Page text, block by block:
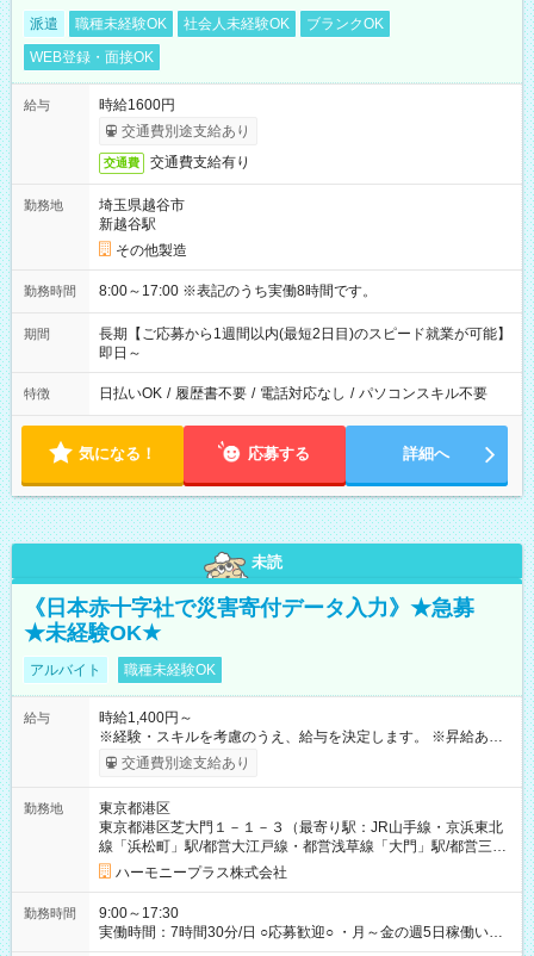
派遣 職種未経験OK 社会人未経験OK
ブランクOK
WEB登録・面接OK
給与
時給1600円
交通費別途支給あり
交通費 交通費支給有り
勤務地
埼玉県越谷市
新越谷駅
その他製造
勤務時間 8:00～17:00 ※表記のうち実働8時間です。
期間
長期【ご応募から1週間以内(最短2日目)のスピード就業が可能】
即日～
特徴 日払いOK / 履歴書不要 / 電話対応なし / パソコンスキル不要
気になる！ 応募する 詳細へ
未読
《日本赤十字社で災害寄付データ入力》★急募
★未経験OK★
アルバイト 職種未経験OK
給与
時給1,400円～
※経験・スキルを考慮のうえ、給与を決定します。 ※昇給あり
（勤務実績・評価による） ※残業が発生した場合は、時間外手
当を全額支給します。 ※交通費支給（月額上限50,000円／当社
間中も給与・待遇に変更はありません。 【試用期間】試用期間
あり 試用期間の長さ：1ヶ月 雇用形態、給与は本採用時と同じ
です。 試用期間中は、健康保険などの福利厚生の一部が制限さ
れる可能性があります。
交通費別途支給あり
勤務地
東京都港区
東京都港区芝大門１－１－３（最寄り駅：JR山手線・京浜東北
線「浜松町」駅/都営大江戸線・都営浅草線「⼤⾨」駅/都営三田
線「御成⾨」駅）
ハーモニープラス株式会社
勤務時間
9:00～17:30
実働時間：7時間30分/日 ○応募歓迎○ ・月～金の週5日稼働いた
だける方 ・実働時間：7.5時間（休憩1時間）